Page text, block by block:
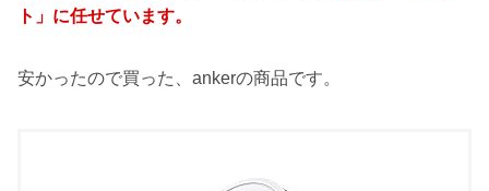
ト」に任せています。
安かったので買った、ankerの商品です。